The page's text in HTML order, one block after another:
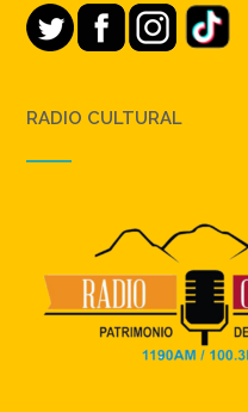
RADIO CULTURAL